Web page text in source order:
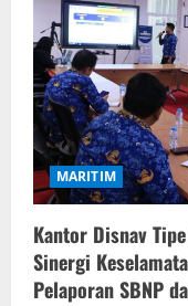
MARITIM
Kantor Disnav
Sinergi
Pelaporan SBNP